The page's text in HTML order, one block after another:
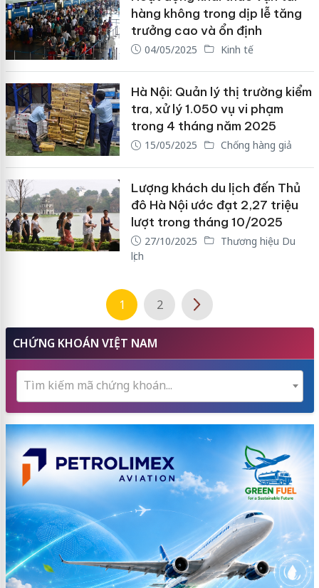
hàng không trong dịp lễ tăng
trưởng cao và ổn định
04/05/2025 Kinh tế
Hà Nội: Quản lý thị trường kiểm
tra, xử lý 1.050 vụ vi phạm
trong 4 tháng năm 2025
15/05/2025 Chống hàng giả
Lượng khách du lịch đến Thủ
đô Hà Nội ước đạt 2,27 triệu
lượt trong tháng 10/2025
27/10/2025
Thương hiệu Du
lịch
1 2
CHỨNG KHOÁN VIỆT NAM
Tìm kiếm mã chứng khoán...